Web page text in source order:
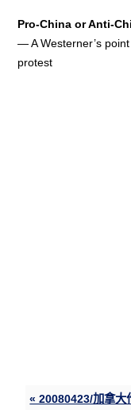
Pro-China or Anti-
— A Westerner’s
protest
« 20080423/加拿大